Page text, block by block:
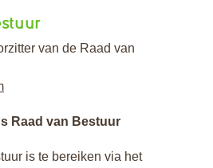
van de Raad van
Raad van Bestuur
is te bereiken via het